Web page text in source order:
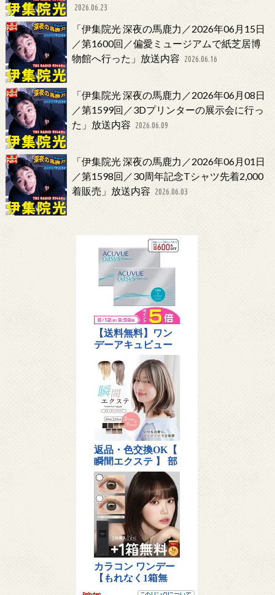
2026.06.23
「伊集院光 深夜の馬鹿力／2026年06月15日
／第1600回／偏愛ミュージアムで紙芝居博
物館へ行った」放送内容 2026.06.16
「伊集院光 深夜の馬鹿力／2026年06月08日
／第1599回／3Dプリンターの展示会に行っ
た」放送内容 2026.06.09
「伊集院光 深夜の馬鹿力／2026年06月01日
／第1598回／30周年記念Tシャツ先着2,000
着販売」放送内容 2026.06.03